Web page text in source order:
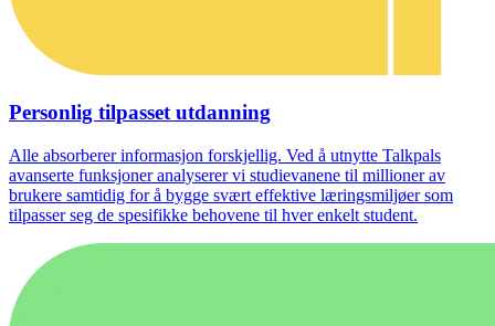
Personlig tilpasset utdanning
Alle absorberer informasjon forskjellig. Ved å utnytte Talkpals
avanserte funksjoner analyserer vi studievanene til millioner av
brukere samtidig for å bygge svært effektive læringsmiljøer som
tilpasser seg de spesifikke behovene til hver enkelt student.